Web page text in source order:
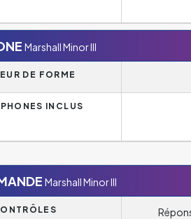
Marshall Minor III
DE FORME
INCLUS
Marshall Minor III